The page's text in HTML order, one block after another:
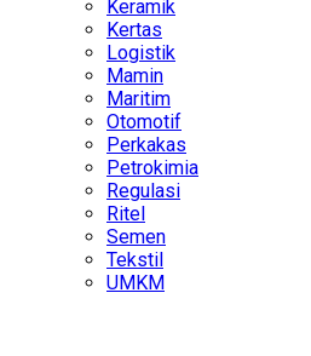
Keramik
Kertas
Logistik
Mamin
Maritim
Otomotif
Perkakas
Petrokimia
Regulasi
Ritel
Semen
Tekstil
UMKM